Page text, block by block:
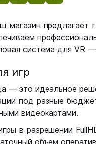
магазин
система для VR
игр
— это идеальное
под разные
видеокартами.
в разрешении
объем